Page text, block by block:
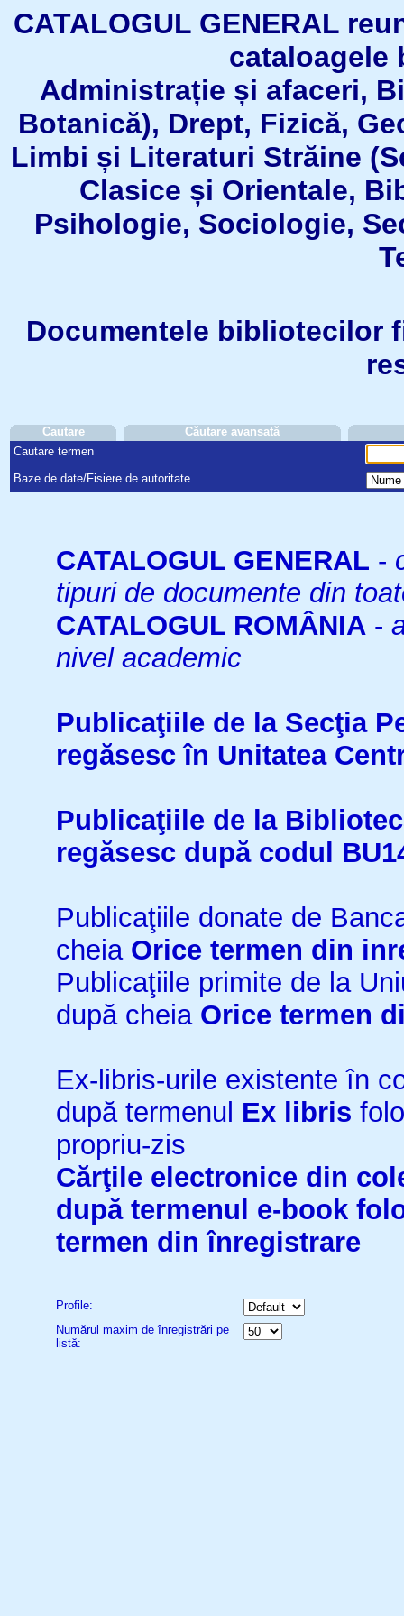
CATALOGUL GENERAL
Administrație și afaceri,
Botanică), Drept, Fizică,
Limbi și Literaturi Străine
Clasice și Orientale,
Psihologie, Sociologie,
Documentele bibliotecilor
Cautare
Căutare avansată
Cautare termen
Baze de date/Fisiere de autoritate
CATALOGUL GENERAL -
tipuri de documente din
CATALOGUL ROMÂNIA -
nivel academic
Publicaţiile de la Secţia
regăsesc în Unitatea
Publicaţiile de la
regăsesc după codul
Publicaţiile donate de
cheia Orice termen din
Publicaţiile primite de la
după cheia Orice termen
Ex-libris-urile existente în
după termenul Ex libris
propriu-zis
Cărţile electronice din
după termenul e-book
termen din înregistrare
Profile:
Numărul maxim de înregistrări pe
listă: